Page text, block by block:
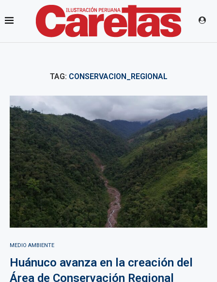
TAG: CONSERVACION_REGIONAL
MEDIO AMBIENTE
Huánuco avanza en la creación del
Área de Conservación Regional